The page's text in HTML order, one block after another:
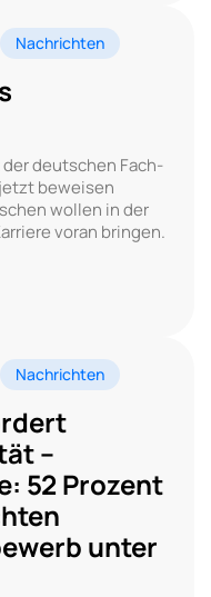
Nachrichten
deutschen Fach-
beweisen
wollen in der
voran bringen.
Nachrichten
–
52 Prozent
unter